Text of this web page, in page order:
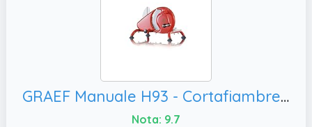
GRAEF Manuale H93 - Cortafiambres manual multiusos, Rojo
Nota: 9.7